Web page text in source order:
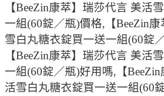
【BeeZin康萃】瑞莎代言 美活
一組(60錠／瓶)價格,【BeeZin
雪白丸糖衣錠買一送一組(60錠
【BeeZin康萃】瑞莎代言 美活
一組(60錠／瓶)好用嗎,【
活雪白丸糖衣錠買一送一組(60